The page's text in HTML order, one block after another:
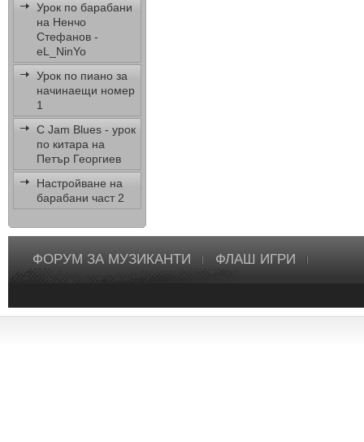
Урок по барабани
на Ненчо
Стефанов -
eL_NinYo
Урок по пиано за
начинаещи номер
1
C Jam Blues - урок
по китара на
Петър Георгиев
Настройване на
барабани част 2
ФОРУМ ЗА МУЗИКАНТИ ФЛАШ ИГРИ